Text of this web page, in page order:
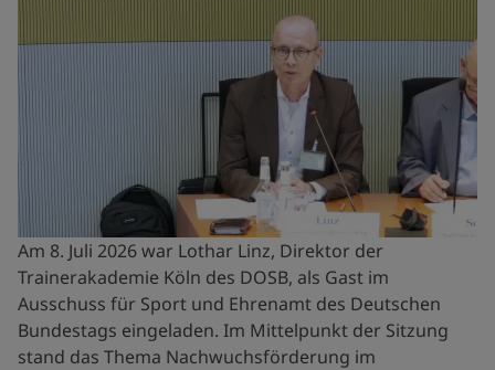
Am 8. Juli 2026 war Lothar Linz, Direktor der
Trainerakademie Köln des DOSB, als Gast im
Ausschuss für Sport und Ehrenamt des Deutschen
Bundestags eingeladen. Im Mittelpunkt der Sitzung
stand das Thema Nachwuchsförderung im